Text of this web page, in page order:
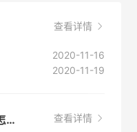
查看详情
2020-11-16
2020-11-19
买蔻驰奥莱款没有下单成功，但是扣款了，今天已经5天还没有退款，怎么办呀，姐妹们 查看详情